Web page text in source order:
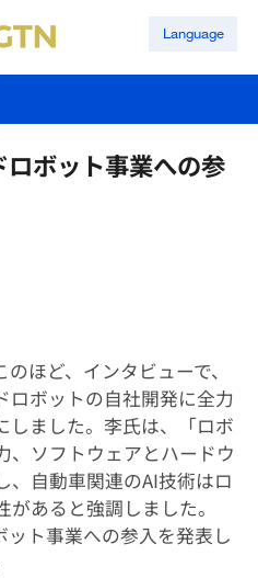
Language
ロボット事業への参
ほど、インタビューで、
ロボットの自社開発に全力
しました。李氏は、「ロボ
、ソフトウェアとハードウ
、自動車関連のAI技術はロ
あると強調しました。
ット事業への参入を発表し